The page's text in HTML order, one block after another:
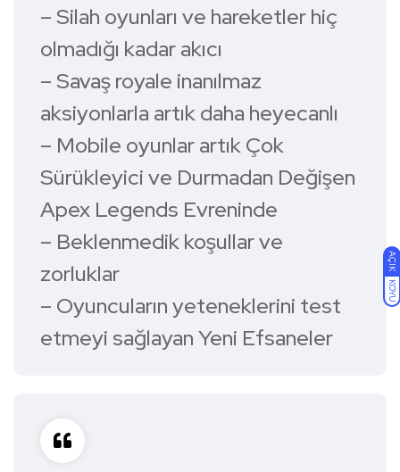
AÇIK
KOYU
– Silah oyunları ve hareketler hiç
olmadığı kadar akıcı
– Savaş royale inanılmaz
aksiyonlarla artık daha heyecanlı
– Mobile oyunlar artık Çok
Sürükleyici ve Durmadan Değişen
Apex Legends Evreninde
– Beklenmedik koşullar ve
zorluklar
– Oyuncuların yeteneklerini test
etmeyi sağlayan Yeni Efsaneler